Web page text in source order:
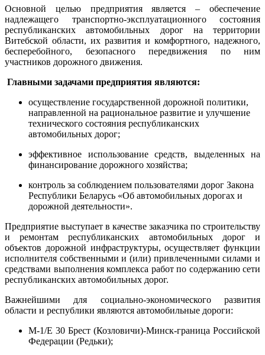
Основной целью предприятия является – обеспечение
надлежащего транспортно-эксплуатационного состояния
республиканских автомобильных дорог на территории
Витебской области, их развития и комфортного, надежного,
бесперебойного, безопасного передвижения по ним
участников дорожного движения.
Главными задачами предприятия являются:
осуществление государственной дорожной политики,
направленной на рациональное развитие и улучшение
технического состояния республиканских
автомобильных дорог;
эффективное использование средств, выделенных на
финансирование дорожного хозяйства;
контроль за соблюдением пользователями дорог Закона
Республики Беларусь «Об автомобильных дорогах и
дорожной деятельности».
Предприятие выступает в качестве заказчика по строительству
и ремонтам республиканских автомобильных дорог и
объектов дорожной инфраструктуры, осуществляет функции
исполнителя собственными и (или) привлеченными силами и
средствами выполнения комплекса работ по содержанию сети
республиканских автомобильных дорог.
Важнейшими для социально-экономического развития
области и республики являются автомобильные дороги:
М-1/Е 30 Брест (Козловичи)-Минск-граница Российской
Федерации (Редьки);